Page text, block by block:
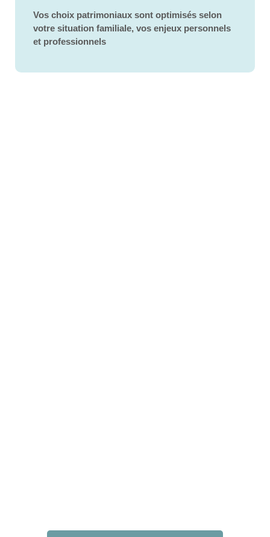
Vos choix patrimoniaux sont optimisés selon
votre situation familiale, vos enjeux personnels
et professionnels